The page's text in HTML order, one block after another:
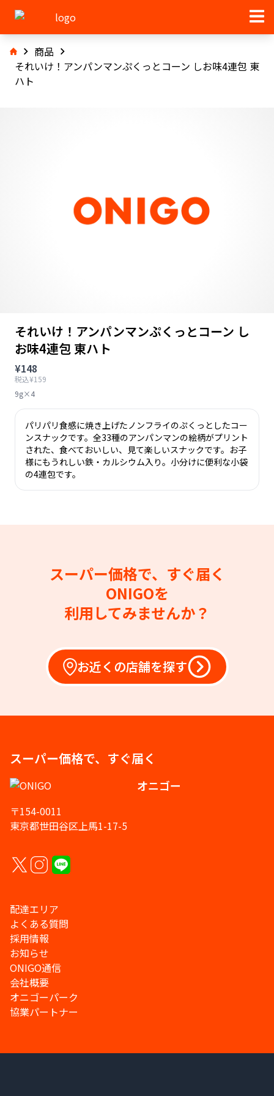
商品
それいけ！アンパンマンぷくっとコーン しお味4連包 東
ハト
それいけ！アンパンマンぷくっとコーン し
お味4連包 東ハト
¥148
税込¥159
9g×4
パリパリ食感に焼き上げたノンフライのぷくっとしたコー
ンスナックです。全33種のアンパンマンの絵柄がプリント
された、食べておいしい、見て楽しいスナックです。お子
様にもうれしい鉄・カルシウム入り。小分けに便利な小袋
の4連包です。
スーパー価格で、すぐ届く
ONIGOを
利用してみませんか？
お近くの店舗を探す
スーパー価格で、すぐ届く
オニゴー
〒154-0011
東京都世田谷区上馬1-17-5
配達エリア
よくある質問
採用情報
お知らせ
ONIGO通信
会社概要
オニゴーパーク
協業パートナー